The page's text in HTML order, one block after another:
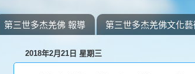
第三世多杰羌佛 報導 第三世多杰羌佛文化
2018年2月21日 星期三